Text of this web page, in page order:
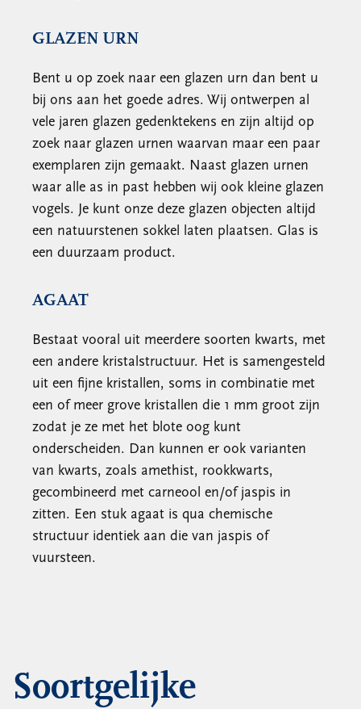
GLAZEN URN
Bent u op zoek naar een glazen urn dan bent u
bij ons aan het goede adres. Wij ontwerpen al
vele jaren glazen gedenktekens en zijn altijd op
zoek naar glazen urnen waarvan maar een paar
exemplaren zijn gemaakt. Naast glazen urnen
waar alle as in past hebben wij ook kleine glazen
vogels. Je kunt onze deze glazen objecten altijd
een natuurstenen sokkel laten plaatsen. Glas is
een duurzaam product.
AGAAT
Bestaat vooral uit meerdere soorten kwarts, met
een andere kristalstructuur. Het is samengesteld
uit een fijne kristallen, soms in combinatie met
een of meer grove kristallen die 1 mm groot zijn
zodat je ze met het blote oog kunt
onderscheiden. Dan kunnen er ook varianten
van kwarts, zoals amethist, rookkwarts,
gecombineerd met carneool en/of jaspis in
zitten. Een stuk agaat is qua chemische
structuur identiek aan die van jaspis of
vuursteen.
Soortgelijke